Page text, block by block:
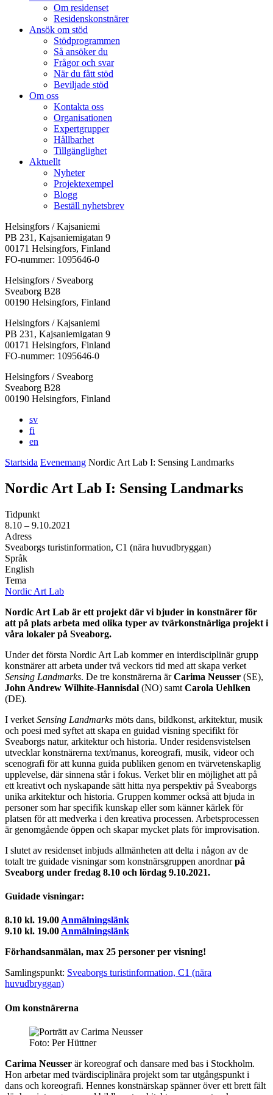
Om residenset
Residenskonstnärer
Ansök om stöd
Stödprogrammen
Så ansöker du
Frågor och svar
När du fått stöd
Beviljade stöd
Om oss
Kontakta oss
Organisationen
Expertgrupper
Hållbarhet
Tillgänglighet
Aktuellt
Nyheter
Projektexempel
Blogg
Beställ nyhetsbrev
Helsingfors / Kajsaniemi
PB 231, Kajsaniemigatan 9
00171 Helsingfors, Finland
FO-nummer: 1095646-0
Helsingfors / Sveaborg
Sveaborg B28
00190 Helsingfors, Finland
Facebook:
Öppnas
i
en
flik
Instagram:
Öppnas
i
en
flik
TikTok:
Öppnas
i
en
flik
Youtube:
Öppnas
i
en
flik
Vimeo:
Öppnas
i
en
flik
Helsingfors / Kajsaniemi
PB 231, Kajsaniemigatan 9
00171 Helsingfors, Finland
FO-nummer: 1095646-0
Helsingfors / Sveaborg
Sveaborg B28
00190 Helsingfors, Finland
sv
fi
en
Startsida Evenemang Nordic Art Lab I: Sensing Landmarks
Nordic Art Lab I: Sensing Landmarks
Tidpunkt
8.10 – 9.10.2021
Adress
Sveaborgs turistinformation, C1 (nära huvudbryggan)
Språk
English
Tema
Nordic Art Lab
Nordic Art Lab är ett projekt där vi bjuder in konstnärer för
att på plats arbeta med olika typer av tvärkonstnärliga projekt i
våra lokaler på Sveaborg.
Under det första Nordic Art Lab kommer en interdisciplinär grupp
konstnärer att arbeta under två veckors tid med att skapa verket
Sensing Landmarks. De tre konstnärerna ärCarima Neusser (SE),
John Andrew Wilhite-Hannisdal (NO) samt Carola Uehlken
(DE).
I verket Sensing Landmarks möts dans, bildkonst, arkitektur, musik
och poesi med syftet att skapa en guidad visning specifikt för
Sveaborgs natur, arkitektur och historia. Under residensvistelsen
utvecklar konstnärerna text/manus, koreografi, musik, videor och
scenografi för att kunna guida publiken genom en tvärvetenskaplig
upplevelse, där sinnena står i fokus. Verket blir en möjlighet att på
ett kreativt och nyskapande sätt hitta nya perspektiv på Sveaborgs
unika arkitektur och historia. Gruppen kommer också att bjuda in
personer som har specifik kunskap eller som känner kärlek för
platsen för att medverka i den kreativa processen. Arbetsprocessen
är genomgående öppen och skapar mycket plats för improvisation.
I slutet av residenset inbjuds allmänheten att delta i någon av de
totalt tre guidade visningar som konstnärsgruppen anordnarpå
Sveaborg under fredag 8.10 och lördag 9.10.2021.
Guidade visningar:
8.10 kl. 19.00 Anmälningslänk
9.10 kl. 19.00 Anmälningslänk
Förhandsanmälan, max 25 personer per visning!
Samlingspunkt: Sveaborgs turistinformation, C1 (nära
huvudbryggan)
Om konstnärerna
Foto: Per Hüttner
Carima Neusser är koreograf och dansare med bas i Stockholm.
Hon arbetar med tvärdisciplinära projekt som tar utgångspunkt i
dans och koreografi. Hennes konstnärskap spänner över ett brett fält